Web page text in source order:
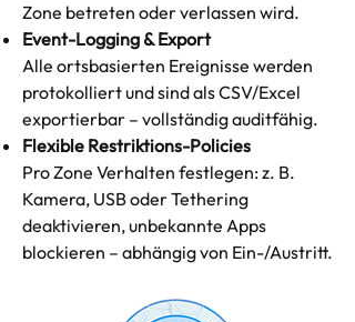
Zone betreten oder verlassen wird.
Event-Logging & Export
Alle ortsbasierten Ereignisse werden
protokolliert und sind als CSV/Excel
exportierbar – vollständig auditfähig.
Flexible Restriktions-Policies
Pro Zone Verhalten festlegen: z. B.
Kamera, USB oder Tethering
deaktivieren, unbekannte Apps
blockieren – abhängig von Ein-/Austritt.